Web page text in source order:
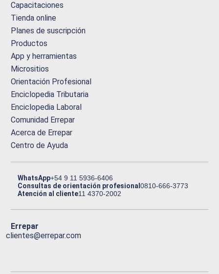
Capacitaciones
Tienda online
Planes de suscripción
Productos
App y herramientas
Micrositios
Orientación Profesional
Enciclopedia Tributaria
Enciclopedia Laboral
Comunidad Errepar
Acerca de Errepar
Centro de Ayuda
WhatsApp+54 9 11 5936-6406
Consultas de orientación profesional0810-666-3773
Atención al cliente11 4370-2002
Errepar
clientes@errepar.com